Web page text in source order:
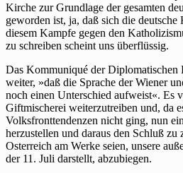
Kirche zur Grundlage der gesamten
geworden ist, ja, daß sich die
diesem Kampfe gegen den
zu schreiben scheint uns überflüssig.
Das Kommuniqué der Diplomatischen
weiter, »daß die Sprache der Wiener
noch einen Unterschied aufweist«. Es
Giftmischerei weiterzutreiben und, da
Volksfronttendenzen nicht ging, nun
herzustellen und daraus den Schluß
Osterreich am Werke seien, unsere
der 11. Juli darstellt, abzubiegen.